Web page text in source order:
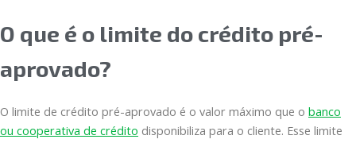
O que é o limite do crédito pré-
aprovado?
O limite de crédito pré-aprovado é o valor máximo que o banco
ou cooperativa de crédito disponibiliza para o cliente. Esse limite